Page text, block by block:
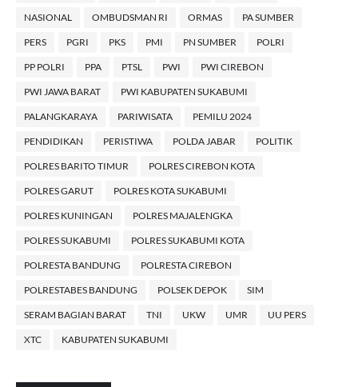
NASIONAL OMBUDSMAN RI ORMAS PA SUMBER
PERS PGRI PKS PMI PN SUMBER POLRI
PP POLRI PPA PTSL PWI PWI CIREBON
PWI JAWA BARAT PWI KABUPATEN SUKABUMI
PALANGKARAYA PARIWISATA PEMILU 2024
PENDIDIKAN PERISTIWA POLDA JABAR POLITIK
POLRES BARITO TIMUR POLRES CIREBON KOTA
POLRES GARUT POLRES KOTA SUKABUMI
POLRES KUNINGAN POLRES MAJALENGKA
POLRES SUKABUMI POLRES SUKABUMI KOTA
POLRESTA BANDUNG POLRESTA CIREBON
POLRESTABES BANDUNG POLSEK DEPOK SIM
SERAM BAGIAN BARAT TNI UKW UMR UU PERS
XTC KABUPATEN SUKABUMI